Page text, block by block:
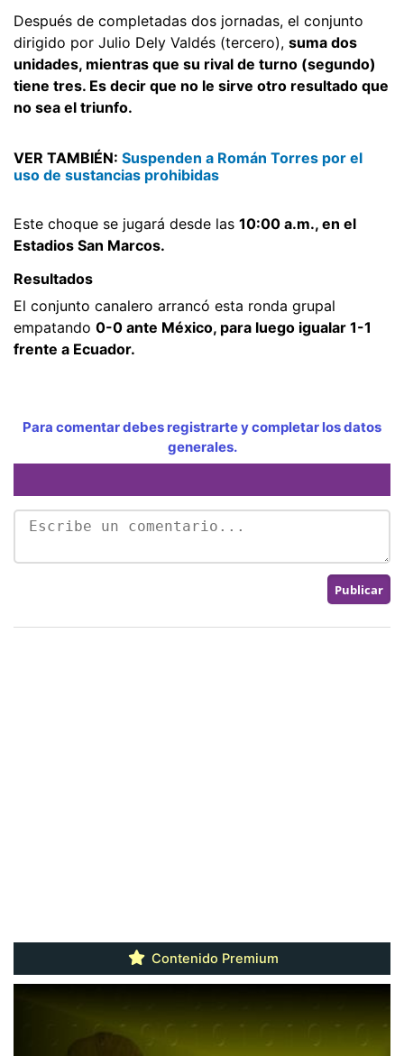
Después de completadas dos jornadas, el conjunto
dirigido por Julio Dely Valdés (tercero), suma dos
unidades, mientras que su rival de turno (segundo)
tiene tres. Es decir que no le sirve otro resultado que
no sea el triunfo.
VER TAMBIÉN: Suspenden a Román Torres por el
uso de sustancias prohibidas
Este choque se jugará desde las 10:00 a.m., en el
Estadios San Marcos.
Resultados
El conjunto canalero arrancó esta ronda grupal
empatando 0-0 ante México, para luego igualar 1-1
frente a Ecuador.
Para comentar debes registrarte y completar los datos
generales.
Contenido Premium